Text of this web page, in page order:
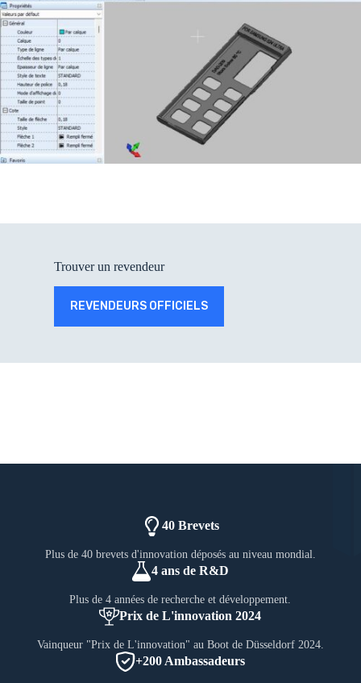
Trouver un revendeur
REVENDEURS OFFICIELS
40 Brevets
Plus de 40 brevets d'innovation déposés au niveau mondial.
4 ans de R&D
Plus de 4 années de recherche et développement.
Prix de L'innovation 2024
Vainqueur "Prix de L'innovation" au Boot de Düsseldorf 2024.
+200 Ambassadeurs